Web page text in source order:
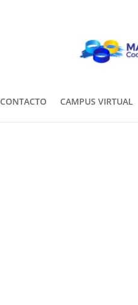
CONTACTO CAMPUS VIRTUAL